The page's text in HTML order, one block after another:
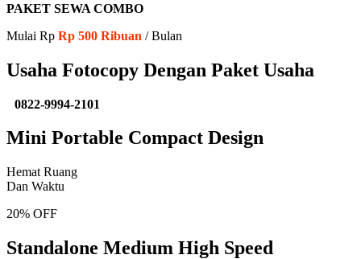
PAKET SEWA COMBO
Mulai Rp Rp 500 Ribuan / Bulan
Usaha Fotocopy Dengan Paket Usaha
0822-9994-2101
Mini Portable Compact Design
Hemat Ruang
Dan Waktu
20% OFF
Standalone Medium High Speed